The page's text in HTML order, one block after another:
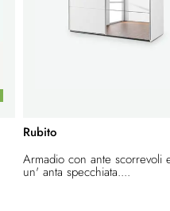
Rubito
Armadio con ante scorrevoli
un' anta specchiata....